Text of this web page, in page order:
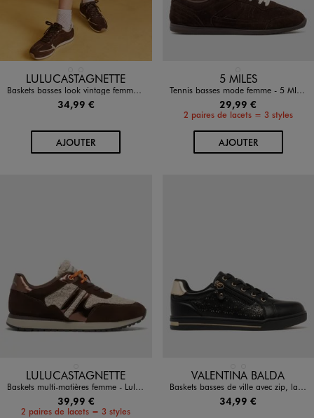
Disponible en 2 coloris
LULUCASTAGNETTE
Baskets basses look vintage femme - LuluCastagnette
34,99 €
AJOUTERAU PANIER
Disponible en 1 coloris
5 MILES
Tennis basses mode femme - 5 MILES
29,99 €
2 paires de lacets = 3 styles
AJOUTERAU PANIER
Disponible en 1 coloris
LULUCASTAGNETTE
Baskets multi-matières femme - LuluCastagnette
39,99 €
2 paires de lacets = 3 styles
Disponible en 2 coloris
VALENTINA BALDA
Baskets basses de ville avec zip, lacets et détails girly femme
34,99 €